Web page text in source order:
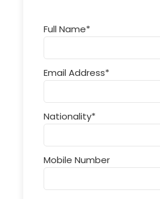
Full Name*
Email Address*
Nationality*
Mobile Number